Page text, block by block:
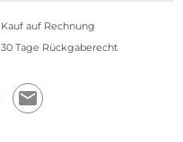
Kauf auf Rechnung
30 Tage Rückgaberecht